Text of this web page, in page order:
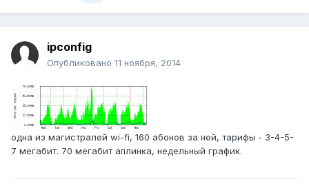
ipconfig
Опубликовано 11 ноября, 2014
одна из магистралей wi-fi, 160 абонов за ней, тарифы - 3-4-5-
7 мегабит. 70 мегабит аплинка, недельный график.